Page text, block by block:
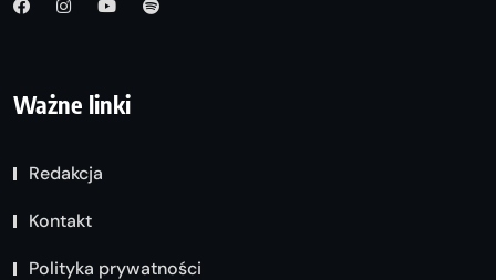
Ważne linki
Redakcja
Kontakt
Polityka prywatności